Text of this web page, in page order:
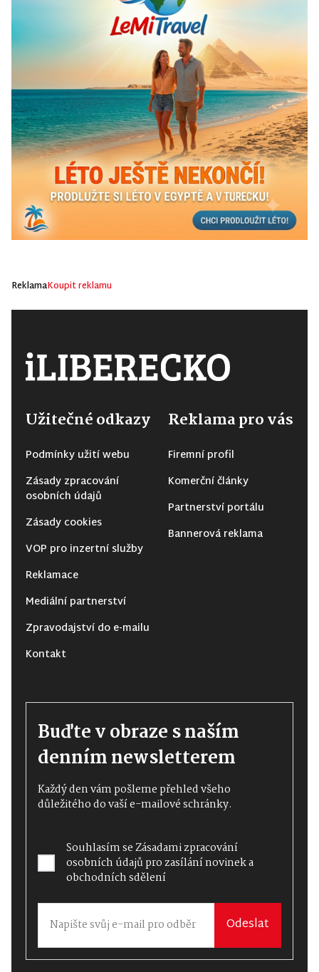
ReklamaKoupit reklamu
Užitečné odkazy
Podmínky užití webu
Zásady zpracování
osobních údajů
Zásady cookies
VOP pro inzertní služby
Reklamace
Mediální partnerství
Zpravodajství do e-mailu
Kontakt
Reklama pro vás
Firemní profil
Komerční články
Partnerství portálu
Bannerová reklama
Buďte v obraze s naším
denním newsletterem
Každý den vám pošleme přehled všeho
důležitého do vaší e-mailové schránky.
Souhlasím seZásadami zpracování
osobních údajůpro zasílání novinek a
obchodních sdělení
Odeslat